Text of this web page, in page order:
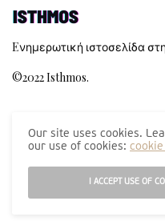
Eνημερωτική ιστοσελίδα
©2022 Isthmos.
MEINETE ΣΕ ΕΠΑΦΗ
Our site uses cookies.
our use of cookies:
I ACCEPT USE OF